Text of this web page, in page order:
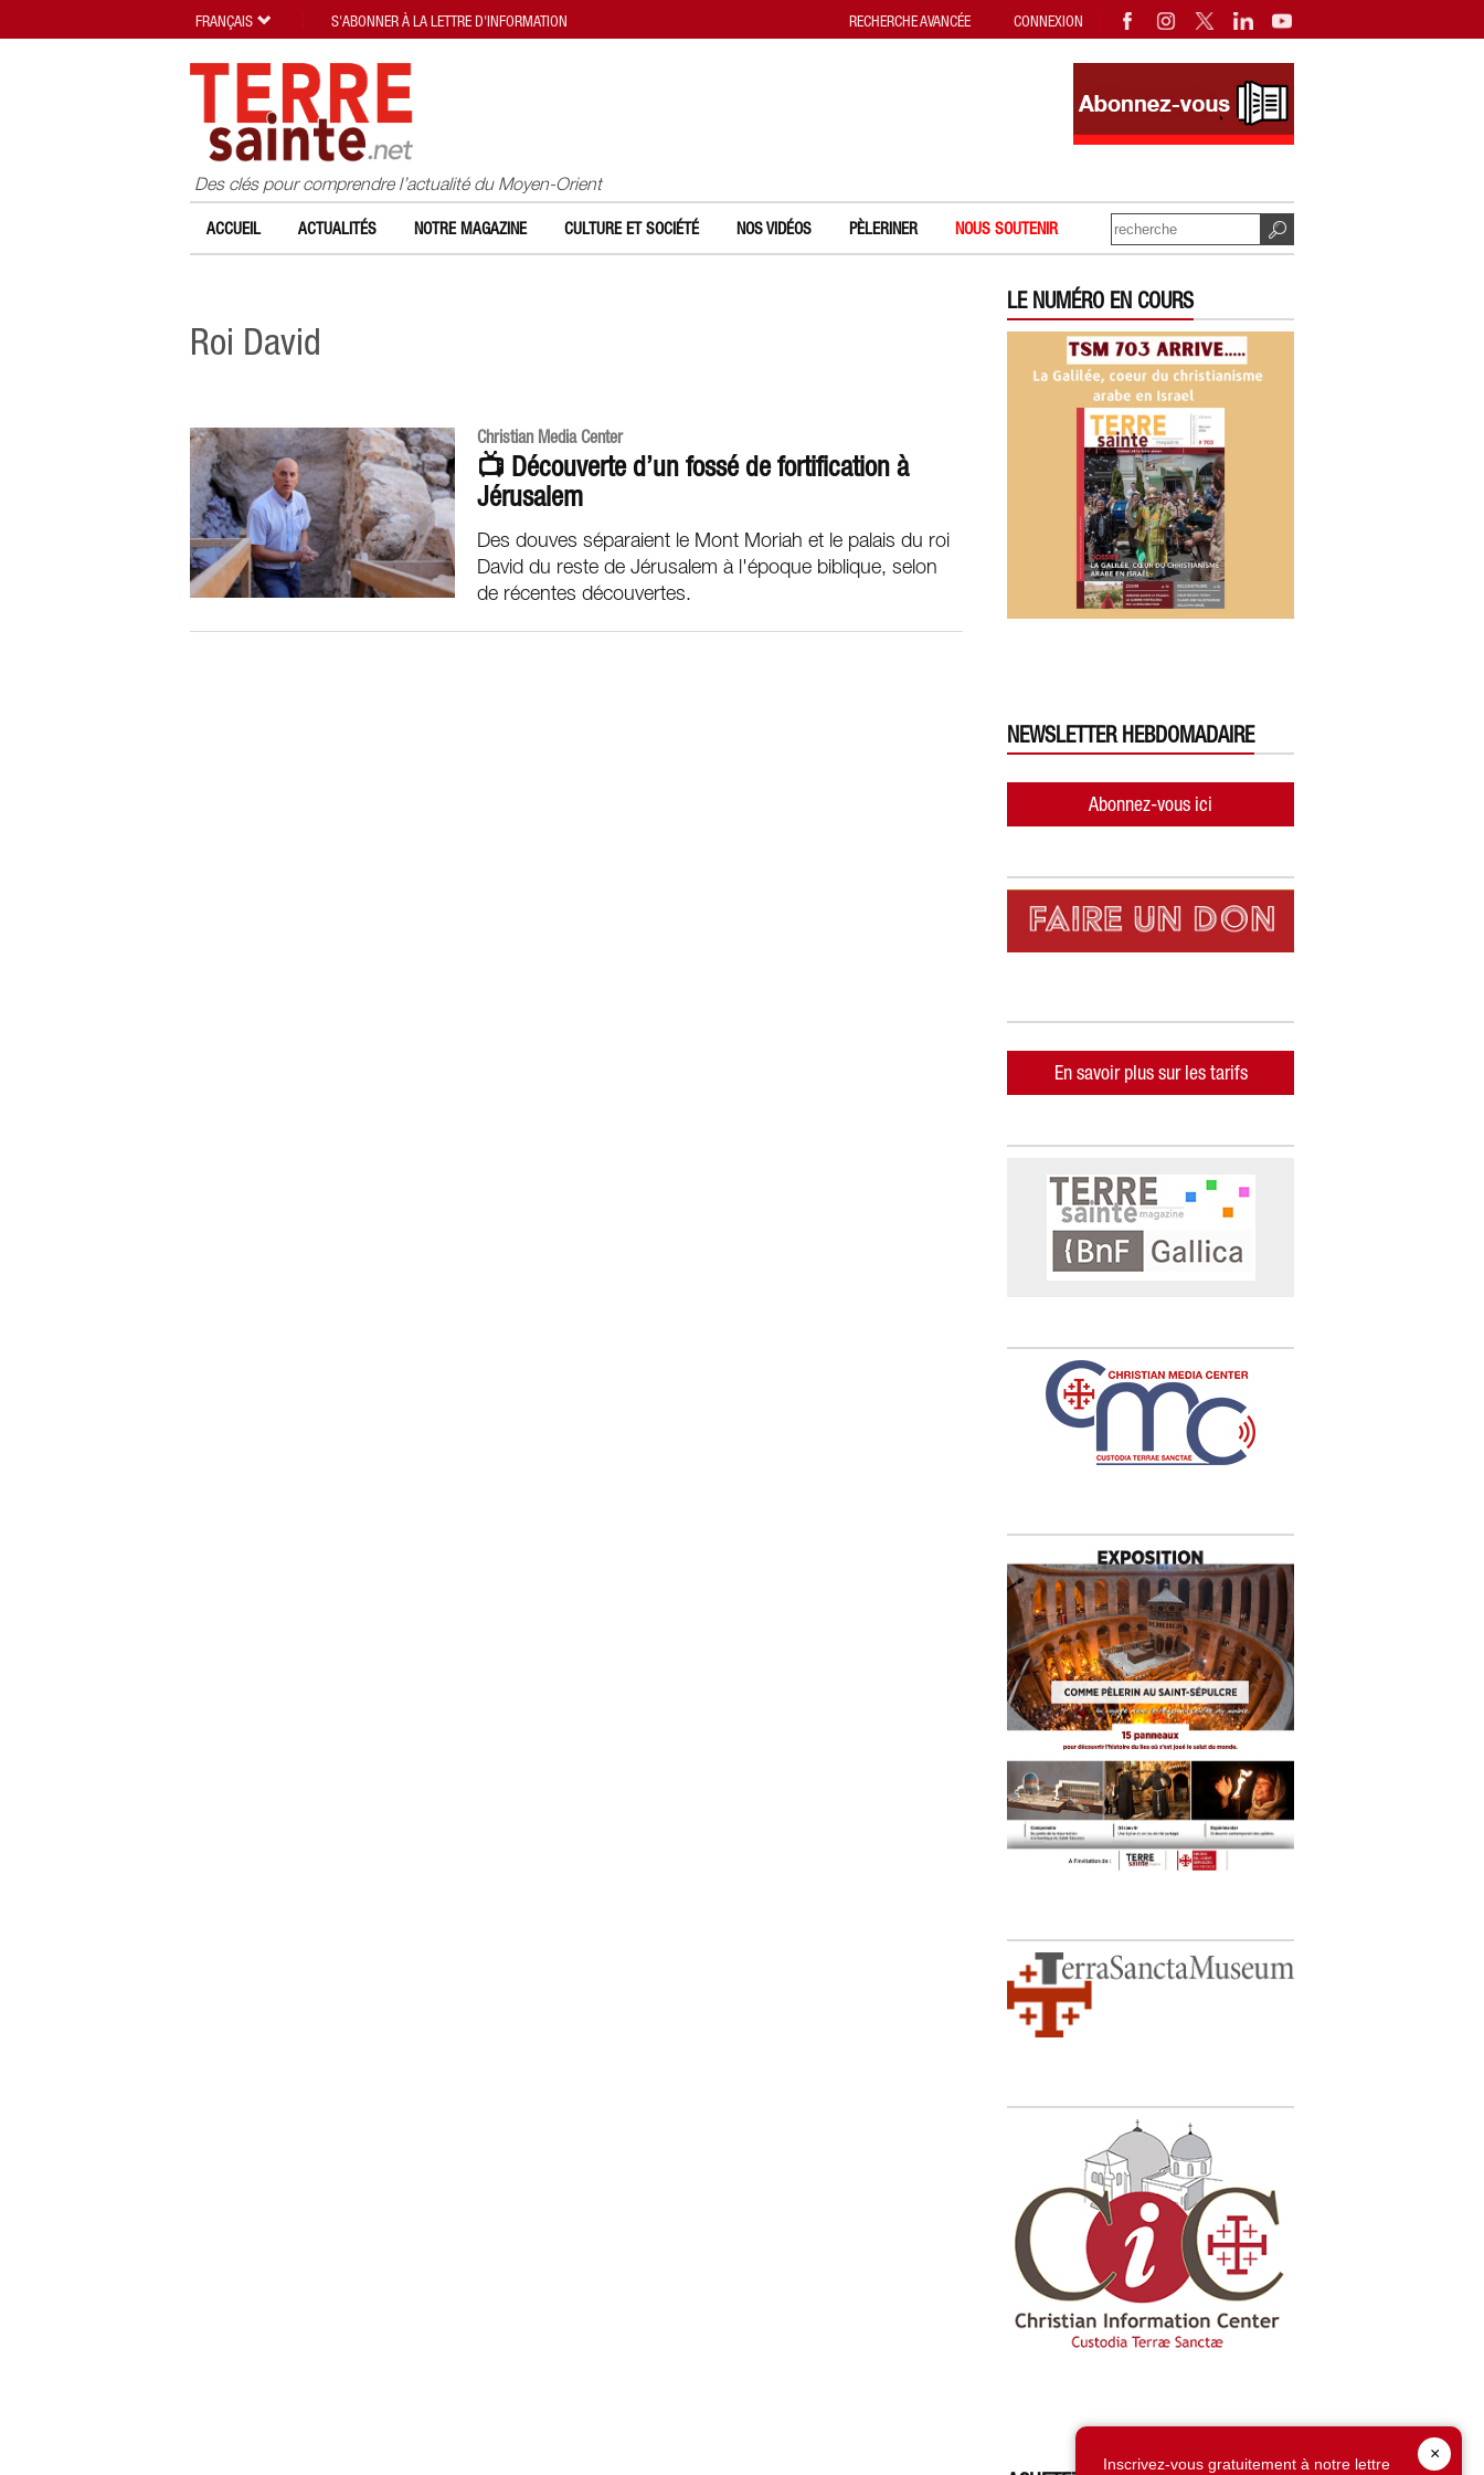
Des clés pour comprendre l’actualité du Moyen-Orient
ACCUEIL ACTUALITÉS NOTRE MAGAZINE CULTURE ET SOCIÉTÉ NOS VIDÉOS PÈLERINER NOUS SOUTENIR
Roi David
Christian Media Center
📺 Découverte d’un fossé de fortification à
Jérusalem
Des douves séparaient le Mont Moriah et le palais du roi
David du reste de Jérusalem à l'époque biblique, selon
de récentes découvertes.
LE NUMÉRO EN COURS
NEWSLETTER HEBDOMADAIRE
Abonnez-vous ici
En savoir plus sur les tarifs
×
Inscrivez-vous gratuitement à notre lettre
RECHERCHE AVANCÉE CONNEXION
FRANÇAIS S'ABONNER À LA LETTRE D'INFORMATION